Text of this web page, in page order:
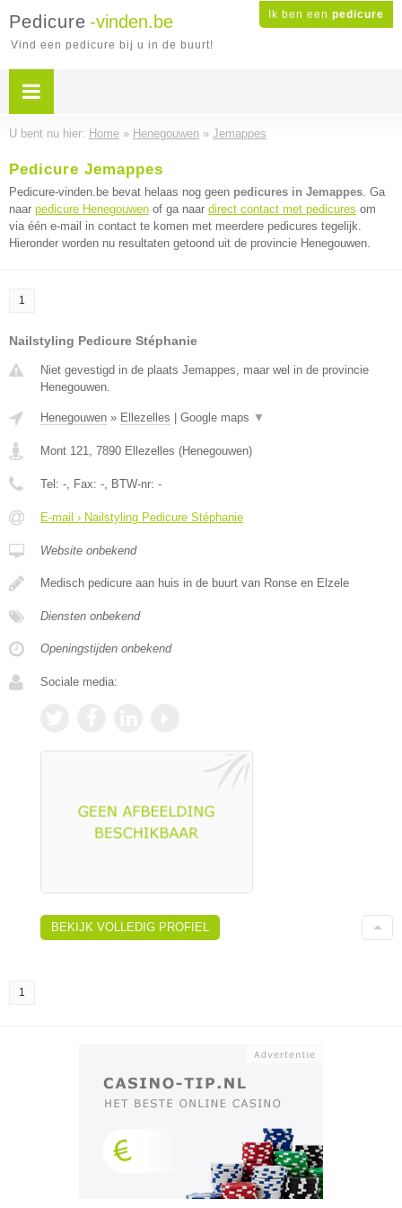
Ik ben een pedicure
Pedicure -vinden.be
Vind een pedicure bij u in de buurt!
U bent nu hier: Home » Henegouwen » Jemappes
Pedicure Jemappes
Pedicure-vinden.be bevat helaas nog geen pedicures in Jemappes. Ga
naar pedicure Henegouwen of ga naar direct contact met pedicures om
via één e-mail in contact te komen met meerdere pedicures tegelijk.
Hieronder worden nu resultaten getoond uit de provincie Henegouwen.
1
Nailstyling Pedicure Stéphanie
Niet gevestigd in de plaats Jemappes, maar wel in de provincie
Henegouwen.
Henegouwen » Ellezelles Google maps ▼
Mont 121, 7890 Ellezelles (Henegouwen)
Tel: -, Fax: -, BTW-nr: -
E-mail › Nailstyling Pedicure Stéphanie
Website onbekend
Medisch pedicure aan huis in de buurt van Ronse en Elzele
Diensten onbekend
Openingstijden onbekend
Sociale media:
BEKIJK VOLLEDIG PROFIEL
1